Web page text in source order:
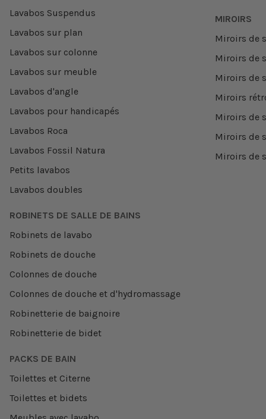
Lavabos Suspendus
Lavabos sur plan
Lavabos sur colonne
Lavabos sur meuble
Lavabos d'angle
Lavabos pour handicapés
Lavabos Roca
Lavabos Fossil Natura
Petits lavabos
Lavabos doubles
MIROIRS
Miroirs de
Miroirs de
Miroirs de
Miroirs
Miroirs de
Miroirs de
Miroirs de
ROBINETS DE SALLE DE BAINS
Robinets de lavabo
Robinets de douche
Colonnes de douche
Colonnes de douche et d'hydromassage
Robinetterie de baignoire
Robinetterie de bidet
PACKS DE BAIN
Toilettes et Citerne
Toilettes et bidets